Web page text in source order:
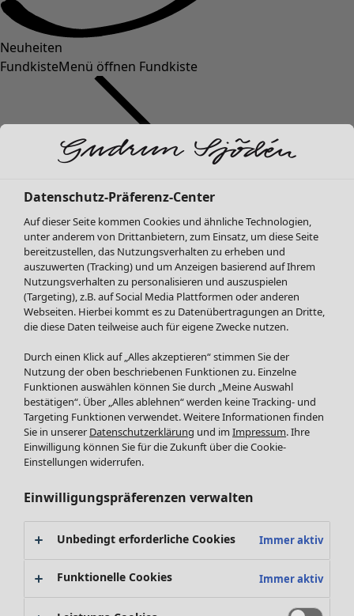
Neuheiten
FundkisteMenü öffnen Fundkiste
SALE Mode
Alle anzeigen
Kleider
Tuniken
Blusen
Pullover & Shirts
Hosen
Röcke
Jacken & Mäntel
Leggings /Strumpfhosen
Accessoires
Schuhe
Bademode
Basics
SALE Zuhause
Alle anzeigen
Teppiche
Datenschutz-Präferenz-Center
Auf dieser Seite kommen Cookies und ähnliche Technologien,
unter anderem von Drittanbietern, zum Einsatz, um diese Seite
bereitzustellen, das Nutzungsverhalten zu erheben und
auszuwerten (Tracking) und um Anzeigen basierend auf Ihrem
Nutzungsverhalten zu personalisieren und auszuspielen
(Targeting), z.B. auf Social Media Plattformen oder anderen
Webseiten. Hierbei kommt es zu Datenübertragungen an Dritte,
die diese Daten teilweise auch für eigene Zwecke nutzen.
Durch einen Klick auf „Alles akzeptieren“ stimmen Sie der
Nutzung der oben beschriebenen Funktionen zu. Einzelne
Funktionen auswählen können Sie durch „Meine Auswahl
bestätigen“. Über „Alles ablehnen“ werden keine Tracking- und
Targeting Funktionen verwendet. Weitere Informationen finden
Sie in unserer Datenschutzerklärung und im Impressum. Ihre
Einwilligung können Sie für die Zukunft über die Cookie-
Einstellungen widerrufen.
Einwilligungspräferenzen verwalten
Unbedingt erforderliche Cookies Immer aktiv
Funktionelle Cookies Immer aktiv